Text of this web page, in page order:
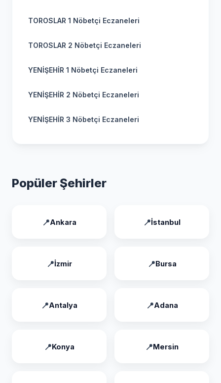
TOROSLAR 1 Nöbetçi Eczaneleri
TOROSLAR 2 Nöbetçi Eczaneleri
YENİŞEHİR 1 Nöbetçi Eczaneleri
YENİŞEHİR 2 Nöbetçi Eczaneleri
YENİŞEHİR 3 Nöbetçi Eczaneleri
Popüler Şehirler
Ankara İstanbul
İzmir Bursa
Antalya Adana
Konya Mersin